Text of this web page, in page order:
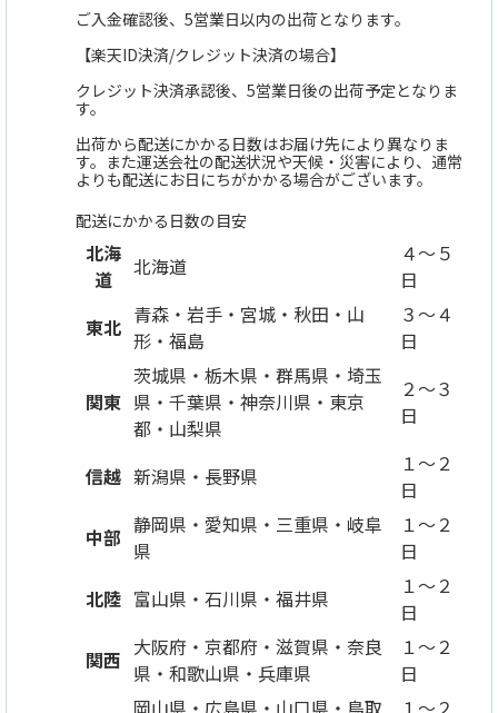
ご入金確認後、5営業日以内の出荷となります。
【楽天ID決済/クレジット決済の場合】
クレジット決済承認後、5営業日後の出荷予定となりま
す。
出荷から配送にかかる日数はお届け先により異なりま
す。また運送会社の配送状況や天候・災害により、通常
よりも配送にお日にちがかかる場合がございます。
配送にかかる日数の目安
北海
道
北海道
４～５
日
東北 青森・岩手・宮城・秋田・山
形・福島
３～４
日
関東
茨城県・栃木県・群馬県・埼玉
県・千葉県・神奈川県・東京
都・山梨県
２～３
日
信越 新潟県・長野県
１～２
日
中部 静岡県・愛知県・三重県・岐阜
県
１～２
日
北陸 富山県・石川県・福井県
１～２
日
関西 大阪府・京都府・滋賀県・奈良
県・和歌山県・兵庫県
１～２
日
岡山県・広島県・山口県・鳥取
１～２